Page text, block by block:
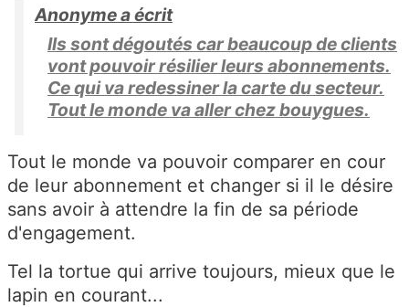
Anonyme a écrit
Ils sont dégoutés car beaucoup de clients
vont pouvoir résilier leurs abonnements.
Ce qui va redessiner la carte du secteur.
Tout le monde va aller chez bouygues.
Tout le monde va pouvoir comparer en cour
de leur abonnement et changer si il le désire
sans avoir à attendre la fin de sa période
d'engagement.
Tel la tortue qui arrive toujours, mieux que le
lapin en courant...